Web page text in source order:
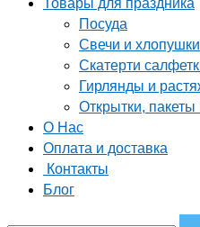
Товары для праздника
Посуда
Свечи и хлопушки
Скатерти
Гирлянды и
Открытки,
О Нас
Оплата и доставка
Контакты
Блог